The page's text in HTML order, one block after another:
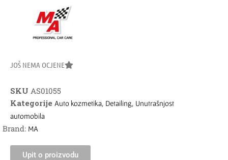
JOŠ NEMA OCJENE
SKU AS01055
Kategorije Auto kozmetika, Detailing, Unutrašnjost
automobila
Brand: MA
Upit o proizvodu